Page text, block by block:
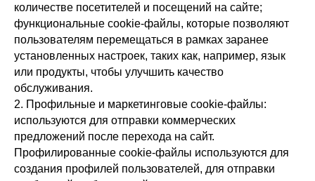
количестве посетителей и посещений на сайте;
функциональные cookie-файлы, которые позволяют
пользователям перемещаться в рамках заранее
установленных настроек, таких как, например, язык
или продукты, чтобы улучшить качество
обслуживания.
2. Профильные и маркетинговые cookie-файлы:
используются для отправки коммерческих
предложений после перехода на сайт.
Профилированные cookie-файлы используются для
создания профилей пользователей, для отправки